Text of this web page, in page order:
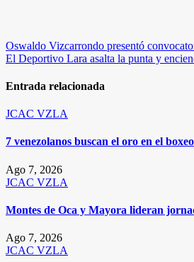
Navegación
de
entradas
Oswaldo Vizcarrondo presentó
El Deportivo Lara asalta la punta y
Entrada relacionada
JCAC VZLA
7 venezolanos buscan el oro en el
Ago 7, 2026
JCAC VZLA
Montes de Oca y Mayora lideran
Ago 7, 2026
JCAC VZLA